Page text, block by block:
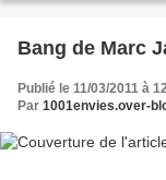
Bang de Marc
Publié le 11/03/2011 à
Par 1001envies.over-